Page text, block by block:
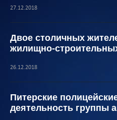
27.12.2018
Двое столичных
жилищно-
26.12.2018
Питерские
деятельность группы